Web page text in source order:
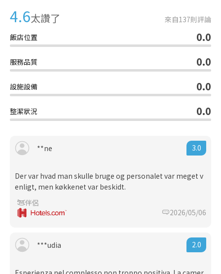
4.6太讚了 來自137則評論
飯店位置
0.0
服務品質 0.0
設施設備 0.0
整潔狀況 0.0
**ne 3.0
Der var hvad man skulle bruge og personalet var meget v
enligt, men køkkenet var beskidt.
伴侶
2026/05/06
***udia 2.0